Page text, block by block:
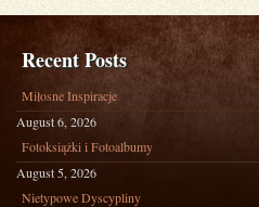
Recent Posts
Miłosne Inspiracje
August 6, 2026
Fotoksiążki i Fotoalbumy
August 5, 2026
Nietypowe Dyscypliny